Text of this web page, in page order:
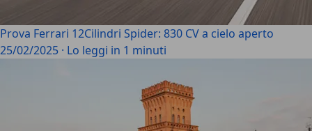
Prova Ferrari 12Cilindri Spider: 830 CV a cielo aperto
25/02/2025 · Lo leggi in 1 minuti